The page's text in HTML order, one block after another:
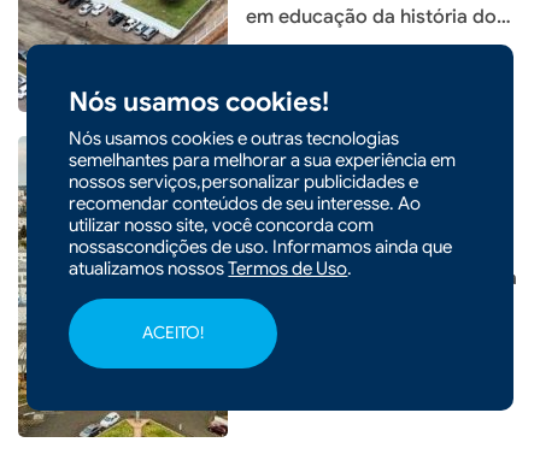
Nós usamos cookies!
Nós usamos cookies e outras tecnologias
semelhantes para melhorar a sua experiência em
nossos serviços,personalizar publicidades e
recomendar conteúdos de seu interesse. Ao
utilizar nosso site, você concorda com
nossascondições de uso. Informamos ainda que
atualizamos nossosTermos de Uso.
ACEITO!
em educação da história do
município
| 28/03/2026 - 10h13
Prefeito de Xanxerê apresenta
projetos em congresso